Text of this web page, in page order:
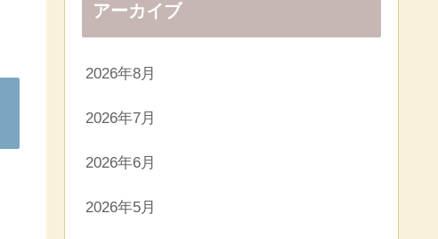
アーカイブ
2026年8月
2026年7月
2026年6月
2026年5月